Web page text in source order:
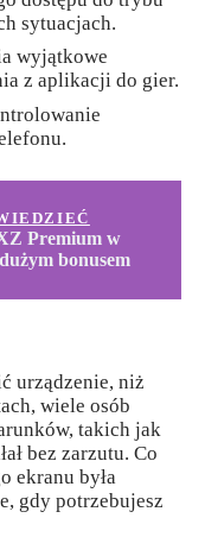
sytuacjach.
wyjątkowe
z aplikacji do gier.
Premium w
bonusem
urządzenie, niż
wiele osób
takich jak
bez zarzutu. Co
ekranu była
gdy potrzebujesz